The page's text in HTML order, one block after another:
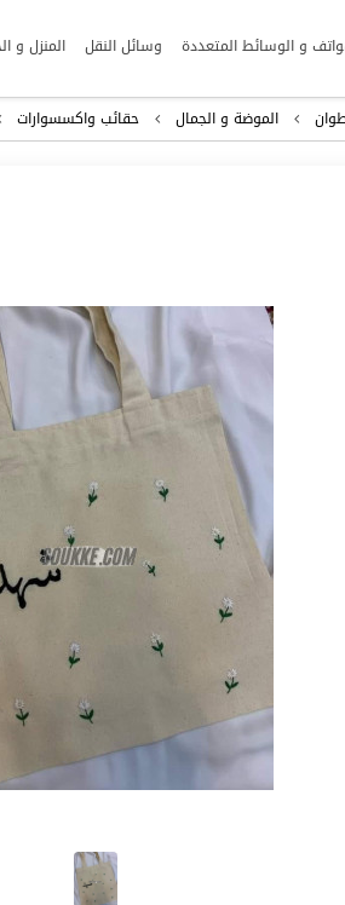
و الوسائط المتعددة وسائل النقل المنزل و
الموضة و الجمال حقائب واكسسوارات